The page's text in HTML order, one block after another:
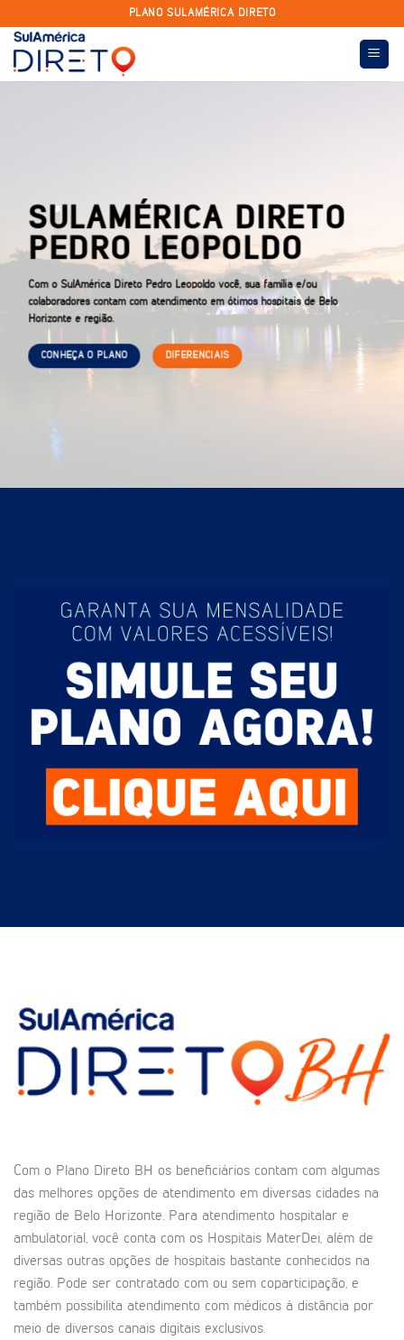
content
PLANO SULAMÉRICA DIRETO
SULAMÉRICA DIRETO
PEDRO LEOPOLDO
Com o SulAmérica Direto Pedro Leopoldo você, sua família e/ou
colaboradores contam com atendimento em ótimos hospitais de Belo
Horizonte e região.
CONHEÇA O PLANO DIFERENCIAIS
Com o Plano Direto BH os beneficiários contam com algumas
das melhores opções de atendimento em diversas cidades na
região de Belo Horizonte. Para atendimento hospitalar e
ambulatorial, você conta com os Hospitais MaterDei, além de
diversas outras opções de hospitais bastante conhecidos na
região. Pode ser contratado com ou sem coparticipação, e
também possibilita atendimento com médicos à distância por
meio de diversos canais digitais exclusivos.